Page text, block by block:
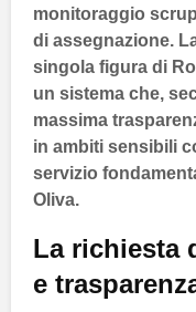
monitoraggio
di assegnazione.
singola figura di
un sistema che,
massima
in ambiti sensibili
servizio
Oliva.
La richiesta
e